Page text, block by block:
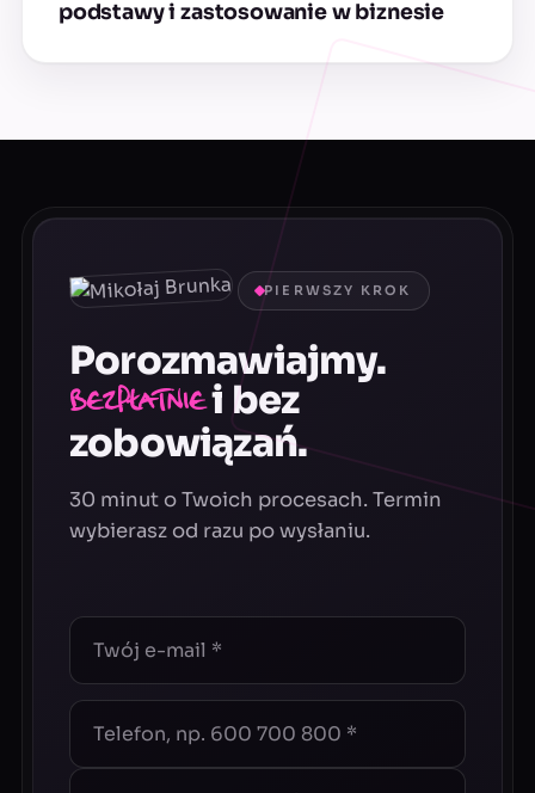
podstawy i zastosowanie w biznesie
PIERWSZY KROK
Porozmawiajmy.
Bezpłatniei bez
zobowiązań.
30 minut o Twoich procesach. Termin
wybierasz od razu po wysłaniu.